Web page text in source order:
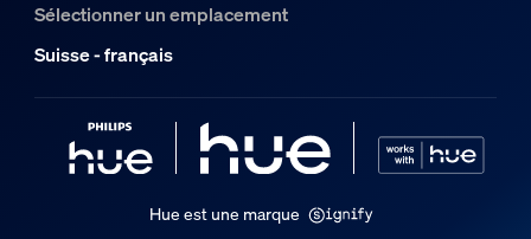
Divers
Type
Accessoires
Sélectionner un emplacement
Suisse - français
Hue est une marque